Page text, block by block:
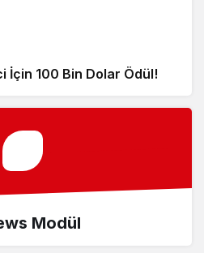
İçin 100 Bin Dolar Ödül!
Modül